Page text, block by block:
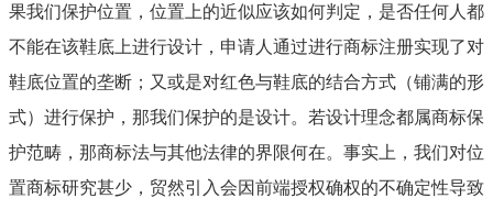
果我们保护位置，位置上的近似应该如何判定，是否任何人都
不能在该鞋底上进行设计，申请人通过进行商标注册实现了对
鞋底位置的垄断；又或是对红色与鞋底的结合方式（铺满的形
式）进行保护，那我们保护的是设计。若设计理念都属商标保
护范畴，那商标法与其他法律的界限何在。事实上，我们对位
置商标研究甚少，贸然引入会因前端授权确权的不确定性导致